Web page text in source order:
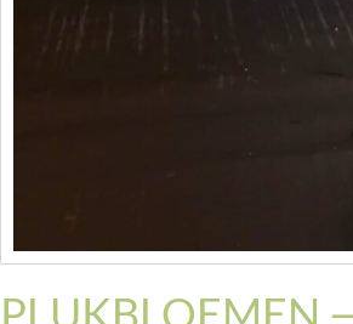
PLUKBLOEMEN